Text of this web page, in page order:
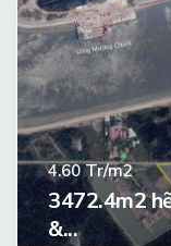
4.60Tr/m2
3472.4m2
&...